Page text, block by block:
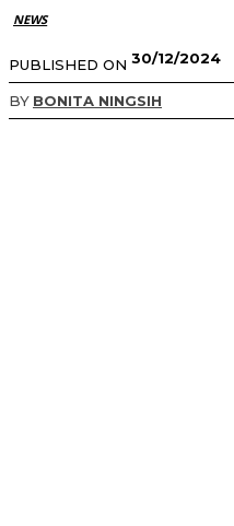
NEWS
PUBLISHED ON 30/12/2024
BY BONITA NINGSIH